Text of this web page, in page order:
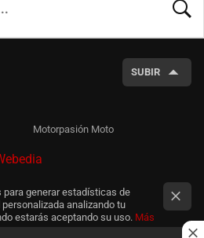
SUBIR
Motorpasión Moto
generar estadísticas de
analizando tu
estarás aceptando su uso. Más